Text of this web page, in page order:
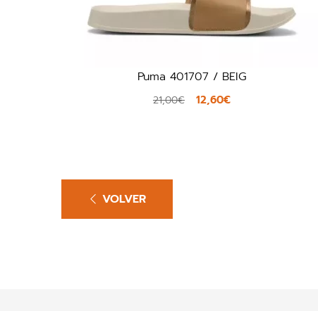
Puma 401707 / BEIG
VOLVER